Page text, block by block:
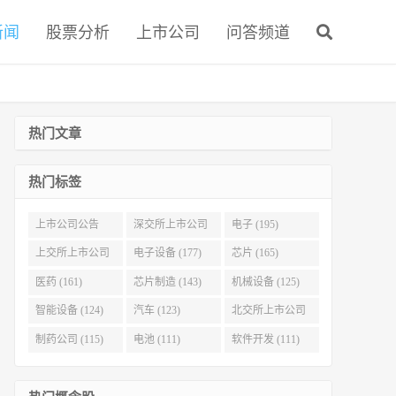
股票分析 上市公司 问答频道
热门文章
热门标签
上市公司公告
(321)
深交所上市公司
(215)
电子 (195)
上交所上市公司
(186)
电子设备 (177) 芯片 (165)
医药 (161) 芯片制造 (143) 机械设备 (125)
智能设备 (124) 汽车 (123) 北交所上市公司
(116)
制药公司 (115) 电池 (111) 软件开发 (111)